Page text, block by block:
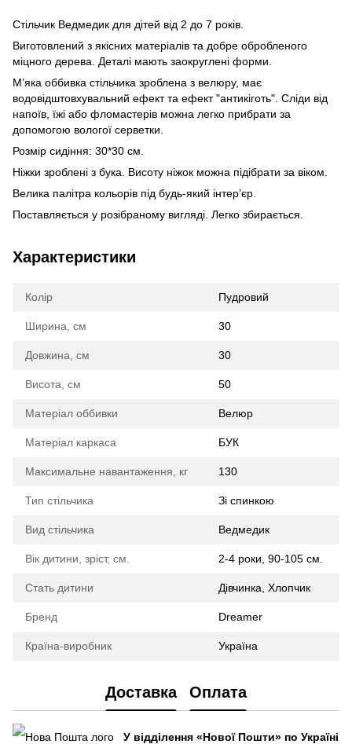
Стільчик Ведмедик для дітей від 2 до 7 років.
Виготовлений з якісних матеріалів та добре обробленого
міцного дерева. Деталі мають заокруглені форми.
М’яка оббивка стільчика зроблена з велюру, має
водовідштовхувальний ефект та ефект "антикіготь". Сліди від
напоїв, їжі або фломастерів можна легко прибрати за
допомогою вологої серветки.
Розмір сидіння: 30*30 см.
Ніжки зроблені з бука. Висоту ніжок можна підібрати за віком.
Велика палітра кольорів під будь-який інтер’єр.
Поставляється у розібраному вигляді. Легко збирається.
Характеристики
Колір Пудровий
Ширина, см 30
Довжина, см 30
Висота, см 50
Матеріал оббивки Велюр
Матеріал каркаса БУК
Максимальне навантаження, кг 130
Тип стільчика Зі спинкою
Вид стільчика Ведмедик
Вік дитини, зріст, см. 2-4 роки, 90-105 см.
Стать дитини Дівчинка, Хлопчик
Бренд Dreamer
Країна-виробник Україна
Доставка Оплата
У відділення «Нової Пошти» по Україні